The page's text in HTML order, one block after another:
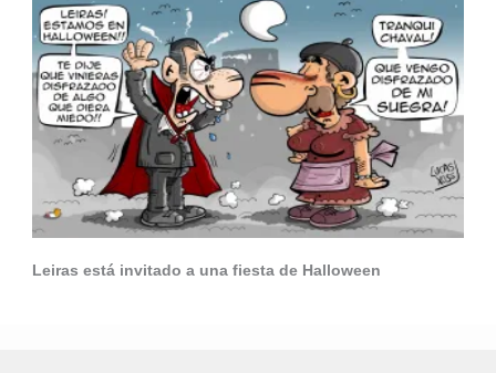
Leiras está invitado a una fiesta de Halloween